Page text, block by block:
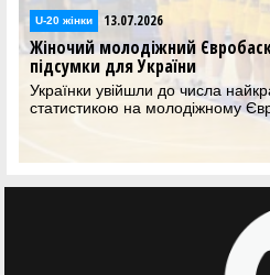
U-20 жінки 13.07.2026
Жіночий молодіжний
підсумки для України
Українки увійшли до числа
статистикою на молодіжному